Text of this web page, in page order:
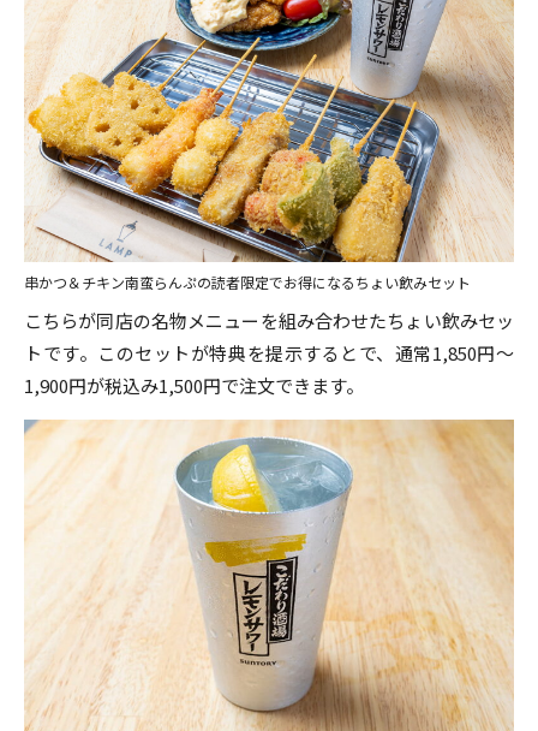
串かつ＆チキン南蛮らんぷの読者限定でお得になるちょい飲みセット
こちらが同店の名物メニューを組み合わせたちょい飲みセッ
トです。このセットが特典を提示するとで、通常1,850円～
1,900円が税込み1,500円で注文できます。